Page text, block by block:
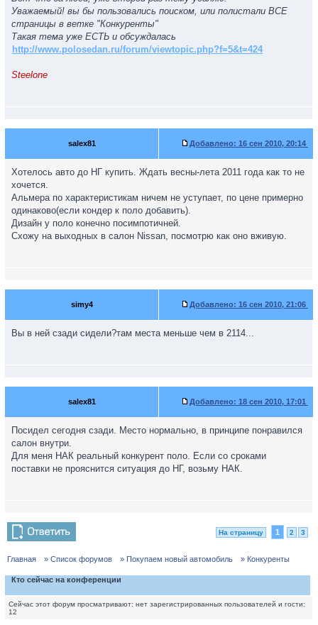
Уважаемый! вы бы пользовались поиском, или полистали ВСЕ
страницы в ветке "Конкуренты"
Такая тема уже ЕСТЬ и обсуждалась
http://www.polosedan.ru/forum/viewtopic.php?f=5&t=424
Steelone
salex81 Добавлено: 16 сен 2010, 20:14
Хотелось авто до НГ купить. Ждать весны-лета 2011 года как то не
хочется.
Альмера по характеристикам ничем не уступает, по цене примерно
одинаково(если кондер к поло добавить).
Дизайн у поло конечно посимпотичней.
Схожу на выходных в салон Nissan, посмотрю как оно вживую.
simy4 Добавлено: 16 сен 2010, 21:06
Вы в ней сзади сидели?там места меньше чем в 2114...
salex81 Добавлено: 18 сен 2010, 17:01
Посидел сегодня сзади. Место нормально, в принципе понравился
салон внутри.
Для меня НАК реальный конкурент поло. Если со сроками
поставки не прояснится ситуация до НГ, возьму НАК.
На страницу 1 2 3
Главная » Список форумов » Покупаем новый автомобиль » Конкуренты
Кто сейчас на конференции
Сейчас этот форум просматривают: нет зарегистрированных пользователей и гости:
12